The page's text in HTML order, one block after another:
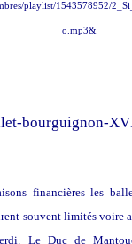
playlist/1543578952/
o.mp3&
financières les
souvent limités voire
Le Duc de